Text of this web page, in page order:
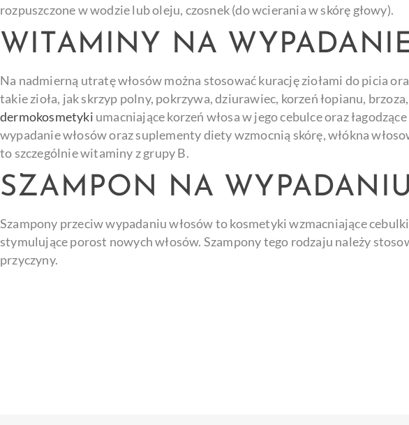
rozpuszczone w wodzie lub oleju, czosnek (do wcierania w skórę głowy).
WITAMINY NA
Na nadmierną utratę włosów można stosować kurację ziołami do picia
takie zioła, jak skrzyp polny, pokrzywa, dziurawiec, korzeń łopianu,
dermokosmetyki umacniające korzeń włosa w jego cebulce oraz
wypadanie włosów oraz suplementy diety wzmocnią skórę, włókna
to szczególnie witaminy z grupy B.
SZAMPON NA
Szampony przeciw wypadaniu włosów to kosmetyki wzmacniające
stymulujące porost nowych włosów. Szampony tego rodzaju należy
przyczyny.